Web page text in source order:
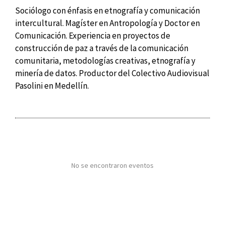
Sociólogo con énfasis en etnografía y comunicación
intercultural. Magíster en Antropología y Doctor en
Comunicación. Experiencia en proyectos de
construcción de paz a través de la comunicación
comunitaria, metodologías creativas, etnografía y
minería de datos. Productor del Colectivo Audiovisual
Pasolini en Medellín.
No se encontraron eventos